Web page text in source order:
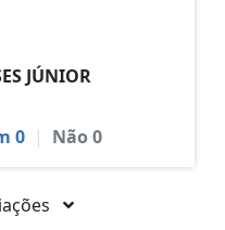
JÚNIOR
0 | Não0